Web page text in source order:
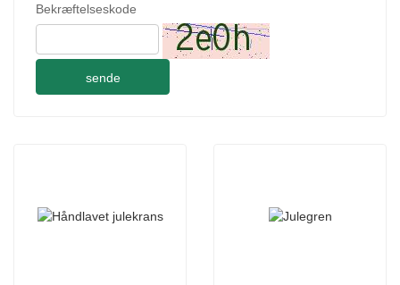
Bekræftelseskode
sende